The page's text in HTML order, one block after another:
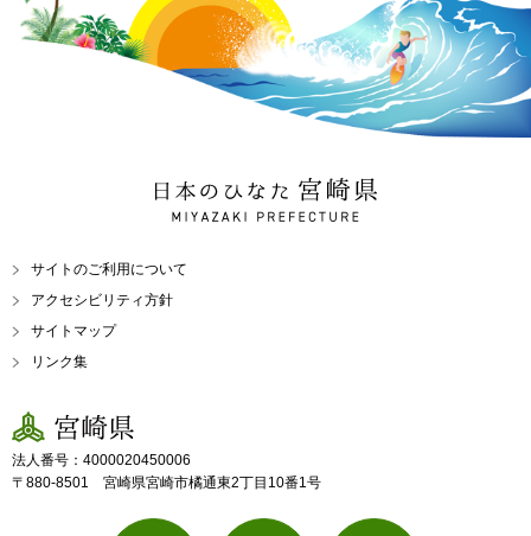
日本のひなた 宮崎県
MIYAZAKI PREFECTURE
サイトのご利用について
アクセシビリティ方針
サイトマップ
リンク集
宮崎県
法人番号：4000020450006
〒880-8501 宮崎県宮崎市橘通東2丁目10番1号